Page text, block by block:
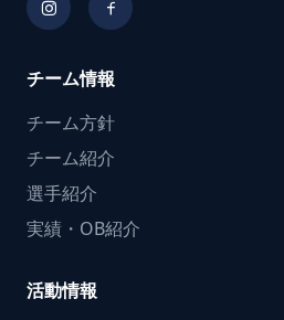
チーム情報
チーム方針
チーム紹介
選手紹介
実績・OB紹介
活動情報